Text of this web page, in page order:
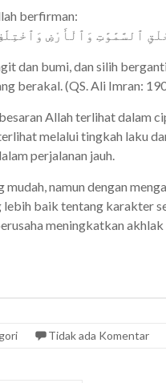
berfirman:
ٱلسَّمَٰوَٰتِ وَٱلْأَرْضِ
dan bumi, dan silih
berakal. (QS. Ali Imran:
Allah terlihat dalam
melalui tingkah laku
perjalanan jauh.
namun dengan
baik tentang karakter
meningkatkan
Tidak ada Komentar